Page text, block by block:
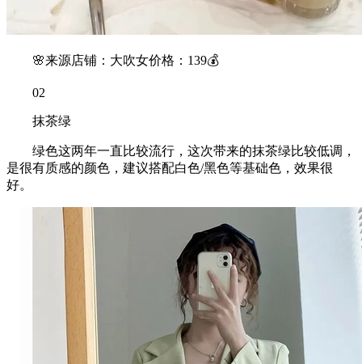
🌸来源店铺：大吹女价格：139💰
02
抹茶绿
绿色这两年一直比较流行，这次带来的抹茶绿比较低调，
是很有质感的颜色，建议搭配白色/黑色等基础色，效果很
好。